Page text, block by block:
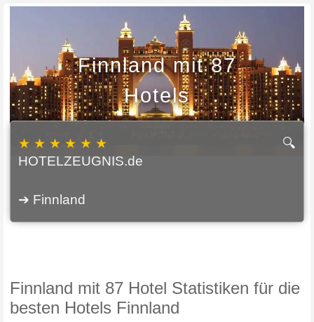
Finnland mit 87
Hotels
🔍
★ ★ ★ ★ ★ ★
HOTELZEUGNIS.de
➔ Finnland
Finnland mit 87 Hotel Statistiken für die
besten Hotels Finnland